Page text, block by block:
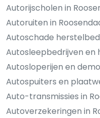
Autorijscholen in
Autoruiten in
Autoschade
Autosleepbedrijven en
Autosloperijen en
Autospuiters en
Auto-transmissies in
Autoverzekeringen in